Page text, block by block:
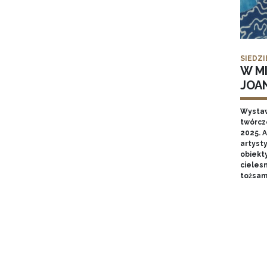
W
2025.